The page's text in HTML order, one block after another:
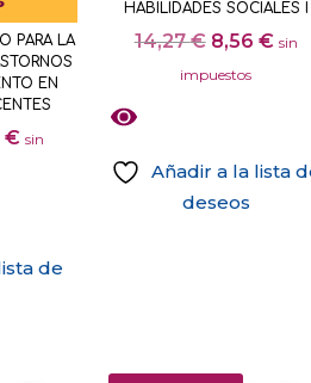
tiene
múltiples
PARA LA
EN
€Rango
3,17 €
sin
de
HABILIDADES SOCIALES I
14,27€ El
precio
14,27 €.
8,56 €Elsin
impuestos
Añadir a la lista
deseos